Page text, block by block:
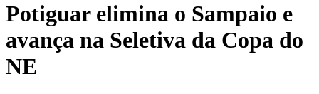
Potiguar elimina o Sampaio e
avança na Seletiva da Copa do
NE